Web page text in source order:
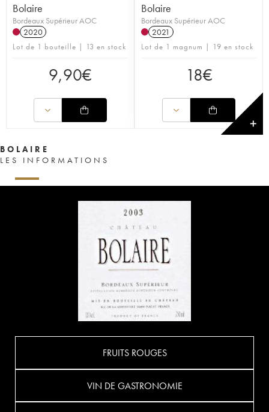
Bolaire
Bordeaux Supérieur AOC
2020
Lot de 1 bouteille | 13 en stock
9,90€
Bolaire
Bordeaux Supérieur AOC
2021
Lot de 1 magnum | 19 en stock
18€
✕
BOLAIRE
LES INFORMATIONS
FRUITS ROUGES
VIN DE GASTRONOMIE